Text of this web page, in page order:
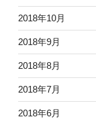
2018年10月
2018年9月
2018年8月
2018年7月
2018年6月